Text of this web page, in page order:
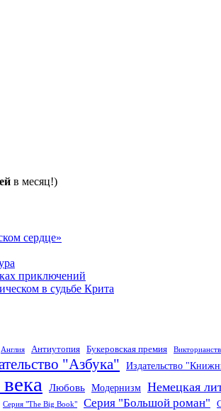
в месяц!)
сердце»
приключений
в судьбе Крита
Англия Антиутопия Букеровская премия
"Азбука" Издательство
Любовь Модернизм Немецкая
Серия "The Big Book" Серия "Большой роман"